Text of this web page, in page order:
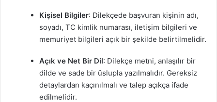
Kişisel Bilgiler: Dilekçede başvuran kişinin adı,
soyadı, TC kimlik numarası, iletişim bilgileri ve
memuriyet bilgileri açık bir şekilde belirtilmelidir.
Açık ve Net Bir Dil: Dilekçe metni, anlaşılır bir
dilde ve sade bir üslupla yazılmalıdır. Gereksiz
detaylardan kaçınılmalı ve talep açıkça ifade
edilmelidir.